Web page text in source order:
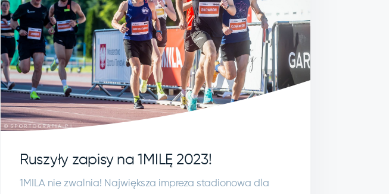
Ruszyły zapisy na 1MILĘ 2023!
1MILA nie zwalnia! Największa impreza stadionowa dla